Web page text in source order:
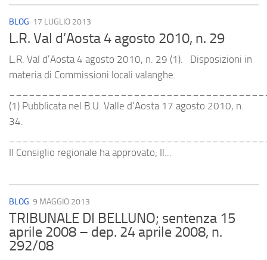
BLOG 17 LUGLIO 2013
L.R. Val d’Aosta 4 agosto 2010, n. 29
L.R. Val d’Aosta 4 agosto 2010, n. 29 (1). Disposizioni in
materia di Commissioni locali valanghe.
(1) Pubblicata nel B.U. Valle d’Aosta 17 agosto 2010, n.
34.
Il Consiglio regionale ha approvato; Il...
BLOG 9 MAGGIO 2013
TRIBUNALE DI BELLUNO; sentenza 15
aprile 2008 – dep. 24 aprile 2008, n.
292/08